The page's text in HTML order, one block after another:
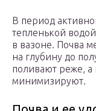
В период
тепленькой
в вазоне. Почва
на глубину до
поливают реже,
минимизируют.